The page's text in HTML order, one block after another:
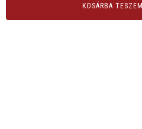
KOSÁRBA TESZEM